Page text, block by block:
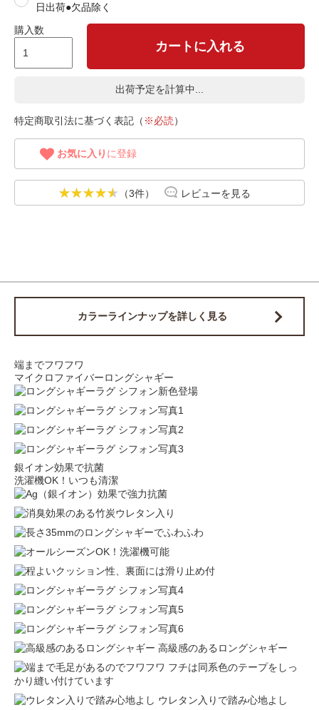
日出荷●欠品除く
購入数
カートに入れる
出荷予定を計算中...
特定商取引法に基づく表記（ ※必読）
お気に入り に登録
（3件） レビューを見る
カラーラインナップを詳しく見る
端までフワフワ
マイクロファイバーロングシャギー
銀イオン効果で抗菌
洗濯機OK！いつも清潔
高級感のあるロングシャギー
フチは同系色のテープをしっ
かり縫い付けています
ウレタン入りで踏み心地よし